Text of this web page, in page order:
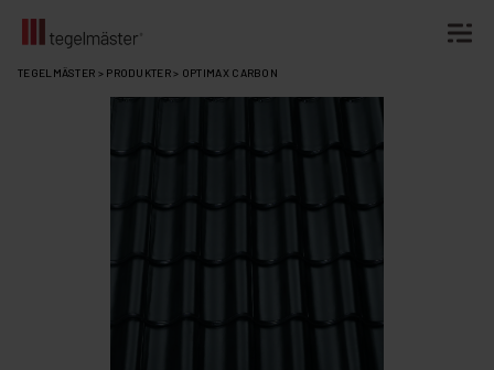
Fortsätt
TEGELMÄSTER > PRODUKTER> OPTIMAX CARBON